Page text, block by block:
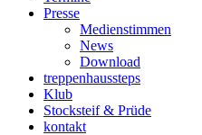
Presse
Medienstimmen
News
Download
treppenhaussteps
Klub
Stocksteif & Prüde
kontakt